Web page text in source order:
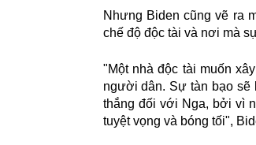
Nhưng Biden cũng vẽ ra
chế độ độc tài và nơi mà
"Một nhà độc tài muốn
người dân. Sự tàn bạo sẽ
thắng đối với Nga, bởi vì
tuyệt vọng và bóng tối",